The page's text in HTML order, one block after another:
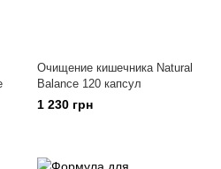
Очищение кишечника Natural
Balance 120 капсул
1 230 грн